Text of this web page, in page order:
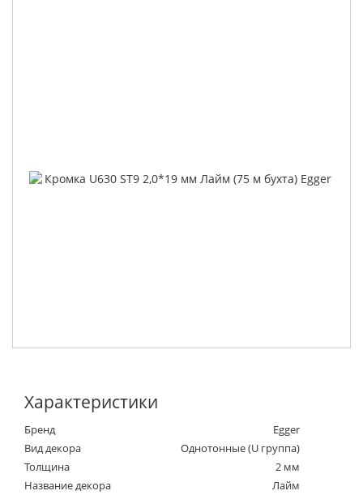
Характеристики
Бренд
Egger
Вид декора
Однотонные (U группа)
Толщина
2 мм
Название декора
Лайм